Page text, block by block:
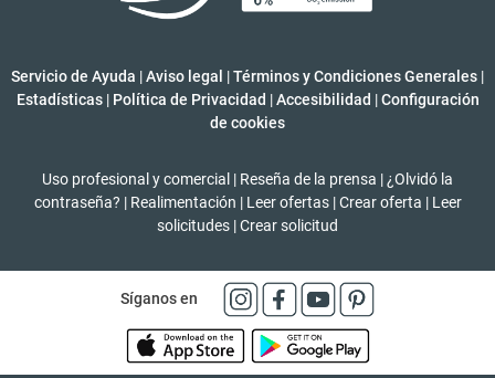
Servicio de Ayuda |Aviso legal |Términos y Condiciones Generales |
Estadísticas | Política de Privacidad | Accesibilidad | Configuración
de cookies
Uso profesional y comercial | Reseña de la prensa | ¿Olvidó la
contraseña? | Realimentación | Leer ofertas | Crear oferta | Leer
solicitudes |Crear solicitud
Síganos en